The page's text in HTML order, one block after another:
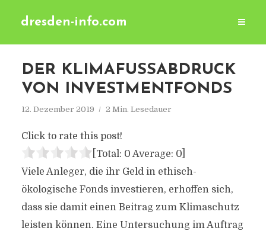
dresden-info.com
DER KLIMAFUSSABDRUCK V
ON INVESTMENTFONDS
12. Dezember 2019 2 Min. Lesedauer
Click to rate this post!
[Total: 0 Average: 0]
Viele Anleger, die ihr Geld in ethisch-
ökologische Fonds investieren, erhoffen sich,
dass sie damit einen Beitrag zum Klimaschutz
leisten können. Eine Untersuchung im Auftrag